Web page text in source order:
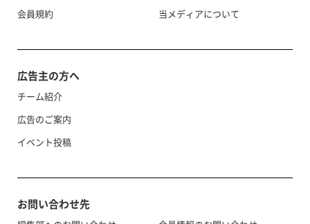
会員規約
当メディアについて
広告主の方へ
チーム紹介
広告のご案内
イベント投稿
お問い合わせ先